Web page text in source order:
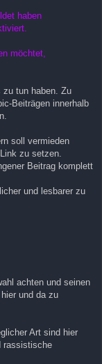
haben
möchtet,
zu tun haben. Zu
Beiträgen innerhalb
soll vermieden
zu setzen.
Beitrag komplett
und lesbarer zu
achten und seinen
und da zu
Art sind hier
rassistische